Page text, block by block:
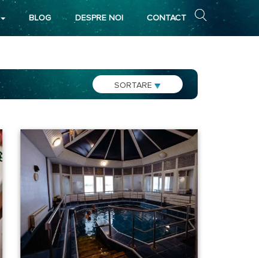
BLOG DESPRE NOI CONTACT
SORTARE